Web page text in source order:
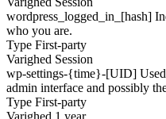
wordpress_logged_in_[hash]
who you are.
Type First-party
Varighed Session
wp-settings-{time}-[UID]
admin interface and possibly
Type First-party
Varighed 1 year